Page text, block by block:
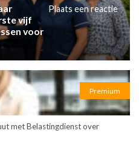
vijf
voor
Plaats een reactie
Premium
met Belastingdienst over